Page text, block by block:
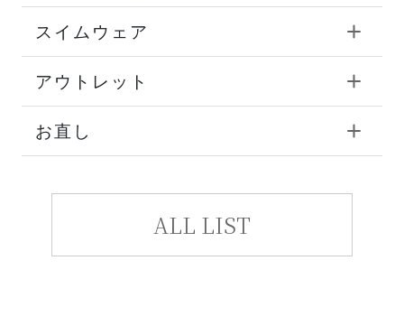
スイムウェア
アウトレット
お直し
ALL LIST